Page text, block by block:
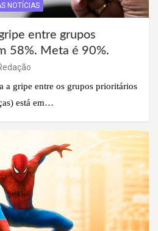
NOTÍCIAS
entre grupos
58%. Meta é 90%.
a gripe entre os grupos prioritários
está em…